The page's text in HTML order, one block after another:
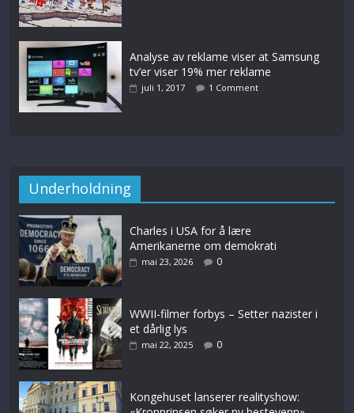
Analyse av reklame viser at Samsung
tv’er viser 19% mer reklame
juli 1, 2017 1 Comment
Underholdning
Charles i USA for å lære
Amerikanerne om demokrati
mai 23, 2026 0
WWII-filmer forbys – Setter nazister i
et dårlig lys
mai 22, 2025 0
Kongehuset lanserer realityshow: